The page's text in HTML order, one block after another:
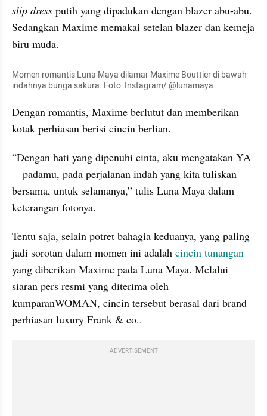
slip dress putih yang dipadukan dengan blazer abu-abu.
Sedangkan Maxime memakai setelan blazer dan kemeja
biru muda.
Momen romantis Luna Maya dilamar Maxime Bouttier di bawah
indahnya bunga sakura. Foto: Instagram/ @lunamaya
Dengan romantis, Maxime berlutut dan memberikan
kotak perhiasan berisi cincin berlian.
“Dengan hati yang dipenuhi cinta, aku mengatakan YA
—padamu, pada perjalanan indah yang kita tuliskan
bersama, untuk selamanya,” tulis Luna Maya dalam
keterangan fotonya.
Tentu saja, selain potret bahagia keduanya, yang paling
jadi sorotan dalam momen ini adalah cincin tunangan
yang diberikan Maxime pada Luna Maya. Melalui
siaran pers resmi yang diterima oleh
kumparanWOMAN, cincin tersebut berasal dari brand
perhiasan luxury Frank & co..
ADVERTISEMENT